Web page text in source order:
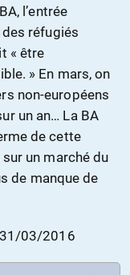
l’entrée
réfugiés
« être
» En mars, on
non-européens
un an… La BA
de cette
un marché du
de manque de
03/2016